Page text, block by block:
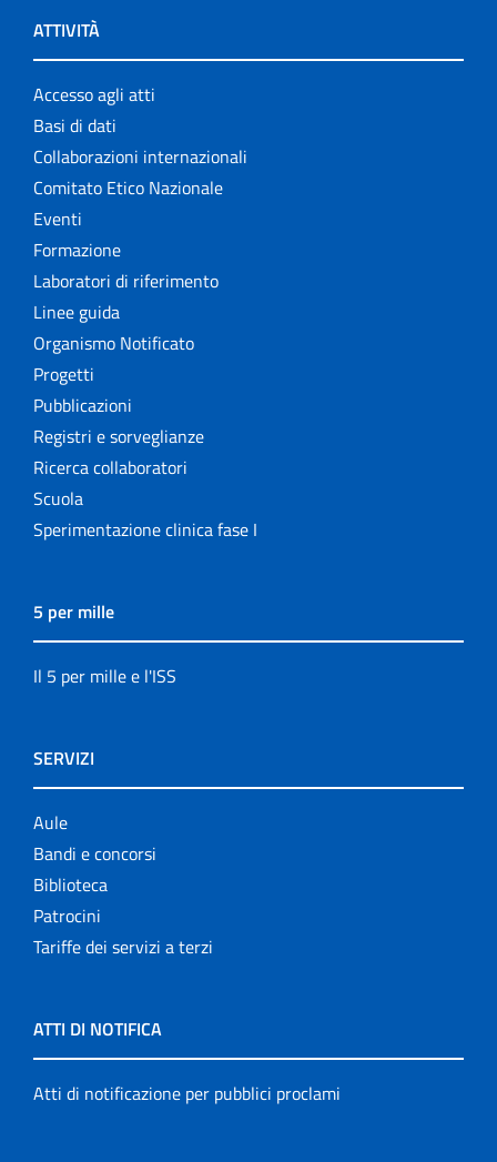
ATTIVITÀ
Accesso agli atti
Basi di dati
Collaborazioni internazionali
Comitato Etico Nazionale
Eventi
Formazione
Laboratori di riferimento
Linee guida
Organismo Notificato
Progetti
Pubblicazioni
Registri e sorveglianze
Ricerca collaboratori
Scuola
Sperimentazione clinica fase I
5 per mille
Il 5 per mille e l'ISS
SERVIZI
Aule
Bandi e concorsi
Biblioteca
Patrocini
Tariffe dei servizi a terzi
ATTI DI NOTIFICA
Atti di notificazione per pubblici proclami